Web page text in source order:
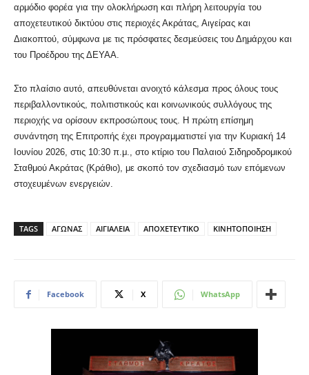
αρμόδιο φορέα για την ολοκλήρωση και πλήρη λειτουργία του
αποχετευτικού δικτύου στις περιοχές Ακράτας, Αιγείρας και
Διακοπτού, σύμφωνα με τις πρόσφατες δεσμεύσεις του Δημάρχου και
του Προέδρου της ΔΕΥΑΑ.
Στο πλαίσιο αυτό, απευθύνεται ανοιχτό κάλεσμα προς όλους τους
περιβαλλοντικούς, πολιτιστικούς και κοινωνικούς συλλόγους της
περιοχής να ορίσουν εκπροσώπους τους. Η πρώτη επίσημη
συνάντηση της Επιτροπής έχει προγραμματιστεί για την Κυριακή 14
Ιουνίου 2026, στις 10:30 π.μ., στο κτίριο του Παλαιού Σιδηροδρομικού
Σταθμού Ακράτας (Κράθιο), με σκοπό τον σχεδιασμό των επόμενων
στοχευμένων ενεργειών.
TAGS ΑΓΩΝΑΣ ΑΙΓΙΑΛΕΙΑ ΑΠΟΧΕΤΕΥΤΙΚΟ ΚΙΝΗΤΟΠΟΙΗΣΗ
Facebook X WhatsApp